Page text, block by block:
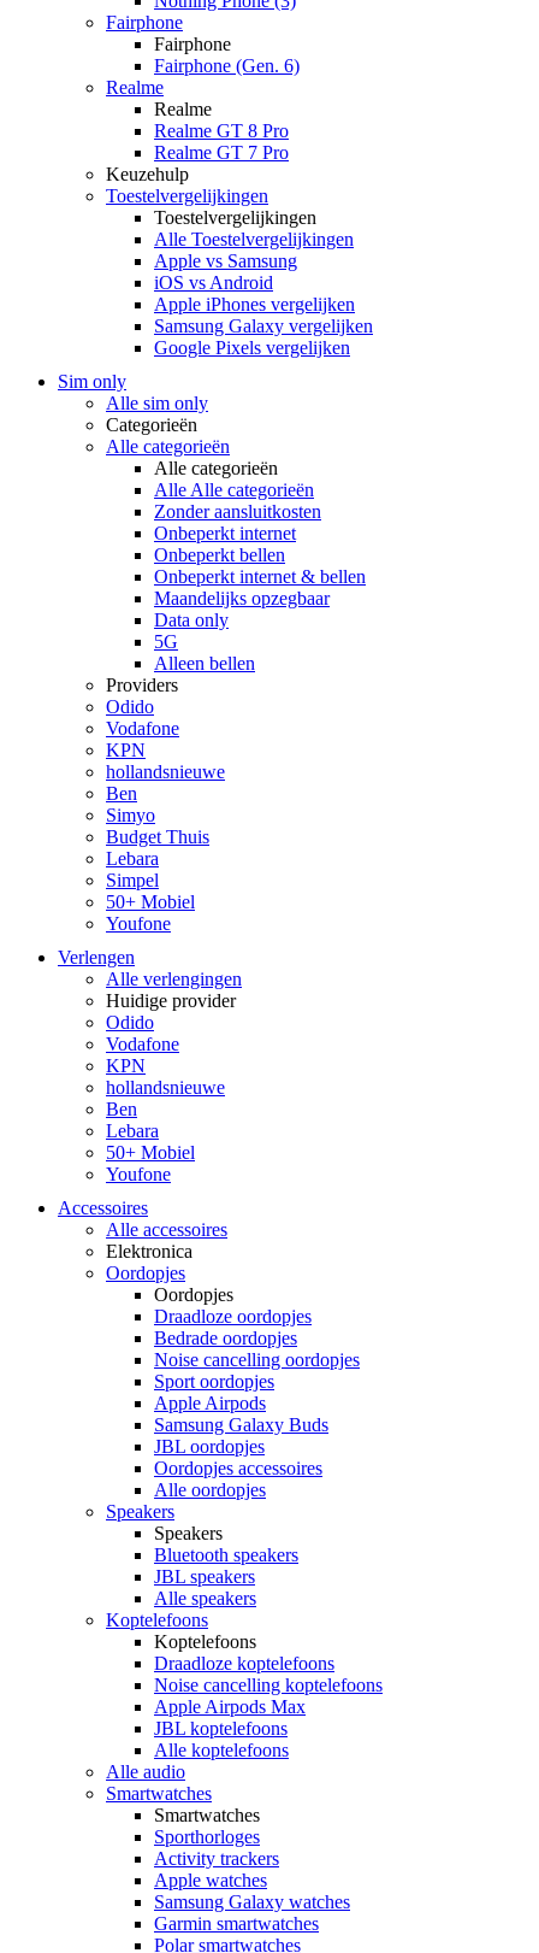
Fairphone
Fairphone
Fairphone (Gen. 6)
Realme
Realme
Realme GT 8 Pro
Realme GT 7 Pro
Keuzehulp
Toestelvergelijkingen
Toestelvergelijkingen
Alle Toestelvergelijkingen
Apple vs Samsung
iOS vs Android
Apple iPhones vergelijken
Samsung Galaxy vergelijken
Google Pixels vergelijken
Sim only
Alle sim only
Categorieën
Alle categorieën
Alle categorieën
Alle Alle categorieën
Zonder aansluitkosten
Onbeperkt internet
Onbeperkt bellen
Onbeperkt internet & bellen
Maandelijks opzegbaar
Data only
5G
Alleen bellen
Providers
Odido
Vodafone
KPN
hollandsnieuwe
Ben
Simyo
Budget Thuis
Lebara
Simpel
50+ Mobiel
Youfone
Verlengen
Alle verlengingen
Huidige provider
Odido
Vodafone
KPN
hollandsnieuwe
Ben
Lebara
50+ Mobiel
Youfone
Accessoires
Alle accessoires
Elektronica
Oordopjes
Oordopjes
Draadloze oordopjes
Bedrade oordopjes
Noise cancelling oordopjes
Sport oordopjes
Apple Airpods
Samsung Galaxy Buds
JBL oordopjes
Oordopjes accessoires
Alle oordopjes
Speakers
Speakers
Bluetooth speakers
JBL speakers
Alle speakers
Koptelefoons
Koptelefoons
Draadloze koptelefoons
Noise cancelling koptelefoons
Apple Airpods Max
JBL koptelefoons
Alle koptelefoons
Alle audio
Smartwatches
Smartwatches
Sporthorloges
Activity trackers
Apple watches
Samsung Galaxy watches
Garmin smartwatches
Polar smartwatches